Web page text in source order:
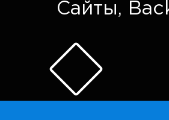
Сайты,